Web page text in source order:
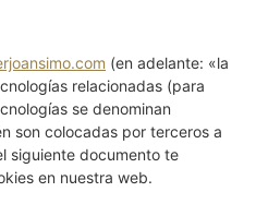
(en adelante: «la
relacionadas (para
se denominan
son colocadas por terceros a
siguiente documento te
en nuestra web.